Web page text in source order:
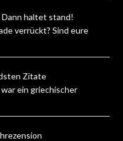
haltet stand!
verrückt? Sind eure
Zitate
war ein griechischer